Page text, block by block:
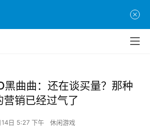
黑曲曲：还在谈买量？那种
营销已经过气了
14日 5:27 下午 休闲游戏